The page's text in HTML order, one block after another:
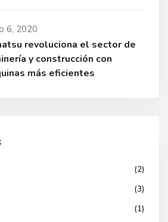
6, 2020
revoluciona el sector de
y construcción con
más eficientes
(2)
(3)
(1)